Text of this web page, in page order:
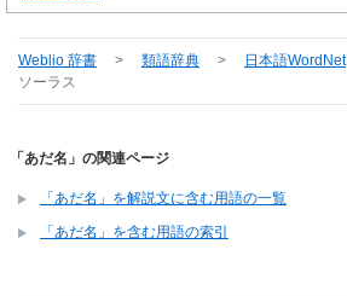
Weblio 辞書 > 類語辞典 > 日本語WordNet
ソーラス
「あだ名」の関連ページ
「あだ名」を解説文に含む用語の一覧
「あだ名」を含む用語の索引